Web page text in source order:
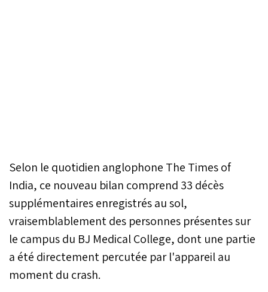
Selon le quotidien anglophone The Times of
India, ce nouveau bilan comprend 33 décès
supplémentaires enregistrés au sol,
vraisemblablement des personnes présentes sur
le campus du BJ Medical College, dont une partie
a été directement percutée par l'appareil au
moment du crash.